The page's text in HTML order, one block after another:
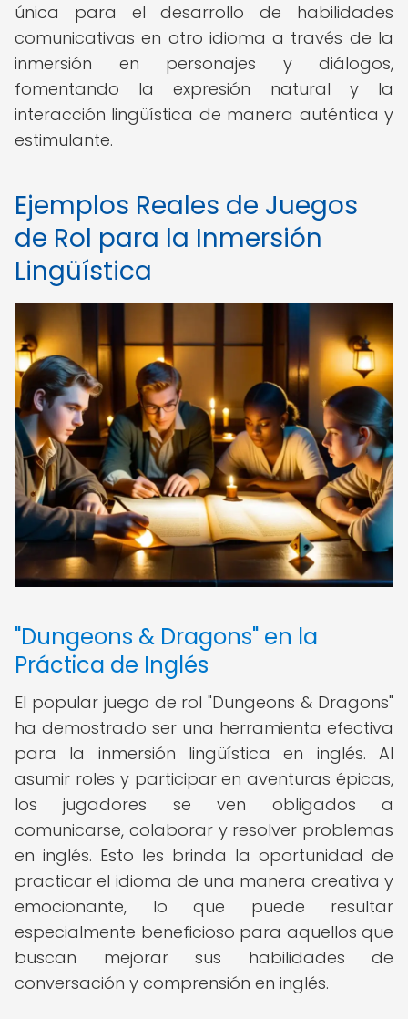
única para el desarrollo de habilidades
comunicativas en otro idioma a través de la
inmersión en personajes y diálogos,
fomentando la expresión natural y la
interacción lingüística de manera auténtica y
estimulante.
Ejemplos Reales de Juegos
de Rol para la Inmersión
Lingüística
"Dungeons & Dragons" en la
Práctica de Inglés
El popular juego de rol "Dungeons & Dragons"
ha demostrado ser una herramienta efectiva
para la inmersión lingüística en inglés. Al
asumir roles y participar en aventuras épicas,
los jugadores se ven obligados a
comunicarse, colaborar y resolver problemas
en inglés. Esto les brinda la oportunidad de
practicar el idioma de una manera creativa y
emocionante, lo que puede resultar
especialmente beneficioso para aquellos que
buscan mejorar sus habilidades de
conversación y comprensión en inglés.